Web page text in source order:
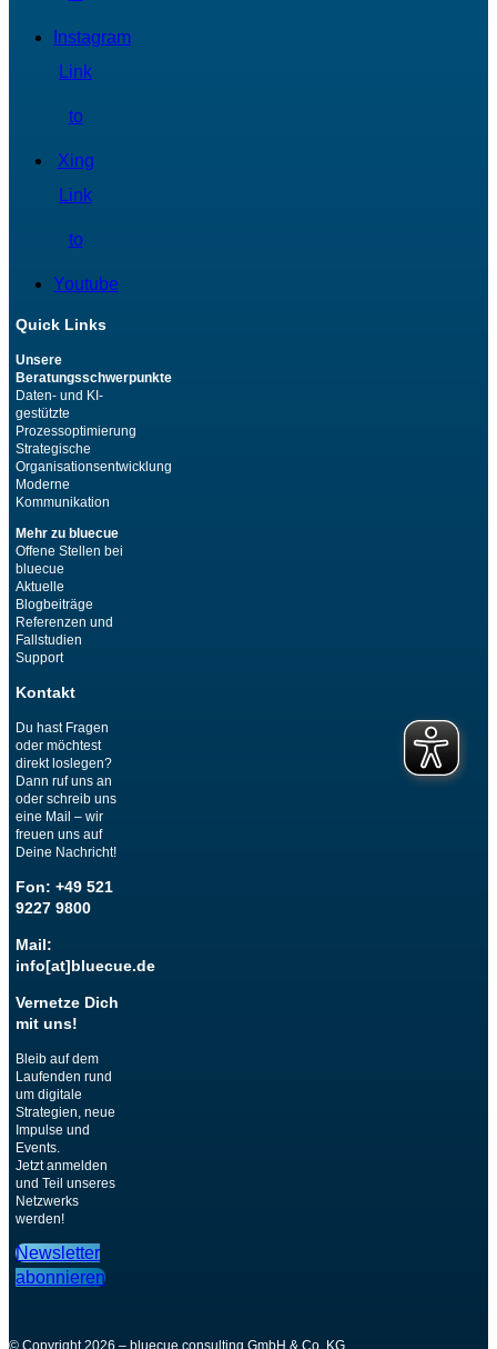
Instagram
Link
to
Xing
Link
to
Youtube
Quick Links
Unsere
Beratungsschwerpunkte
Daten- und KI-
gestützte
Prozessoptimierung
Strategische
Organisationsentwicklung
Moderne
Kommunikation
Mehr zu bluecue
Offene Stellen bei
bluecue
Aktuelle
Blogbeiträge
Referenzen und
Fallstudien
Support
Kontakt
Du hast Fragen
oder möchtest
direkt loslegen?
Dann ruf uns an
oder schreib uns
eine Mail – wir
freuen uns auf
Deine Nachricht!
Fon: +49 521
9227 9800
Mail:
info[at]bluecue.de
Vernetze Dich
mit uns!
Bleib auf dem
Laufenden rund
um digitale
Strategien, neue
Impulse und
Events.
Jetzt anmelden
und Teil unseres
Netzwerks
werden!
Newsletter
abonnieren
© Copyright 2026 – bluecue consulting GmbH & Co. KG